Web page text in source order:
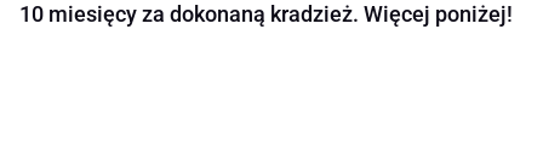
10 miesięcy za dokonaną kradzież. Więcej poniżej!